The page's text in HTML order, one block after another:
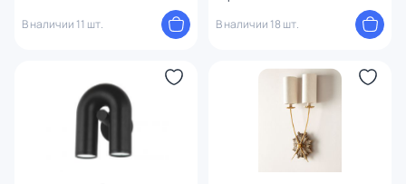
В наличии 11 шт.
В наличии 18 шт.